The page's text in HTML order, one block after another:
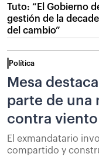
Tuto: “El Gobierno
gestión de la
del cambio”
Política
Mesa
parte de una
contra viento
El exmandatario
compartido y